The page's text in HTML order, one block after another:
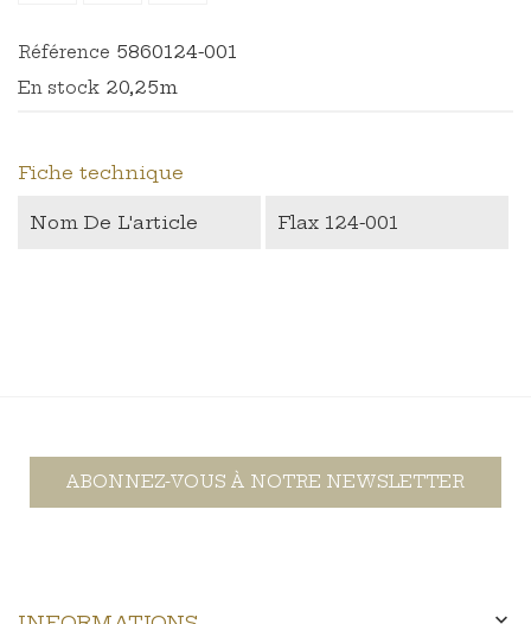
Référence 5860124-001
En stock 20,25m
Fiche technique
Nom De L'article Flax 124-001
ABONNEZ-VOUS À NOTRE NEWSLETTER